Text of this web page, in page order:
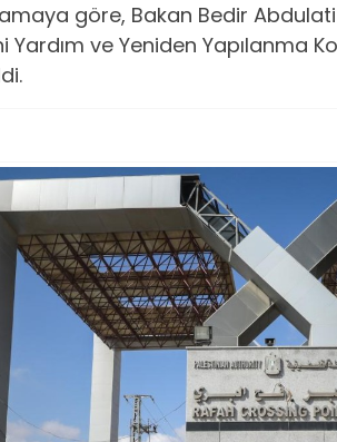
göre, Bakan Bedir
Yardım ve Yeniden Yapılanma